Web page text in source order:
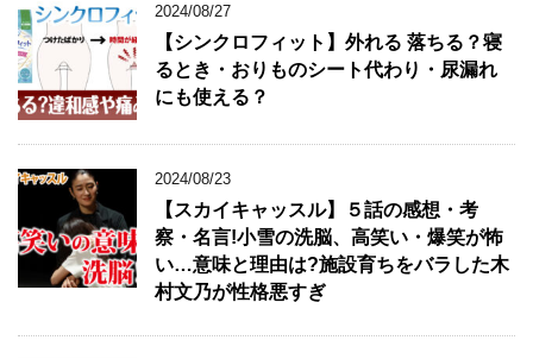
テ
ゴ
リ
★
2024/08/27
【シンクロフィット】外れる 落ちる？寝
るとき・おりものシート代わり・尿漏れ
にも使える？
2024/08/23
【スカイキャッスル】５話の感想・考
察・名言!小雪の洗脳、高笑い・爆笑が怖
い…意味と理由は?施設育ちをバラした木
村文乃が性格悪すぎ